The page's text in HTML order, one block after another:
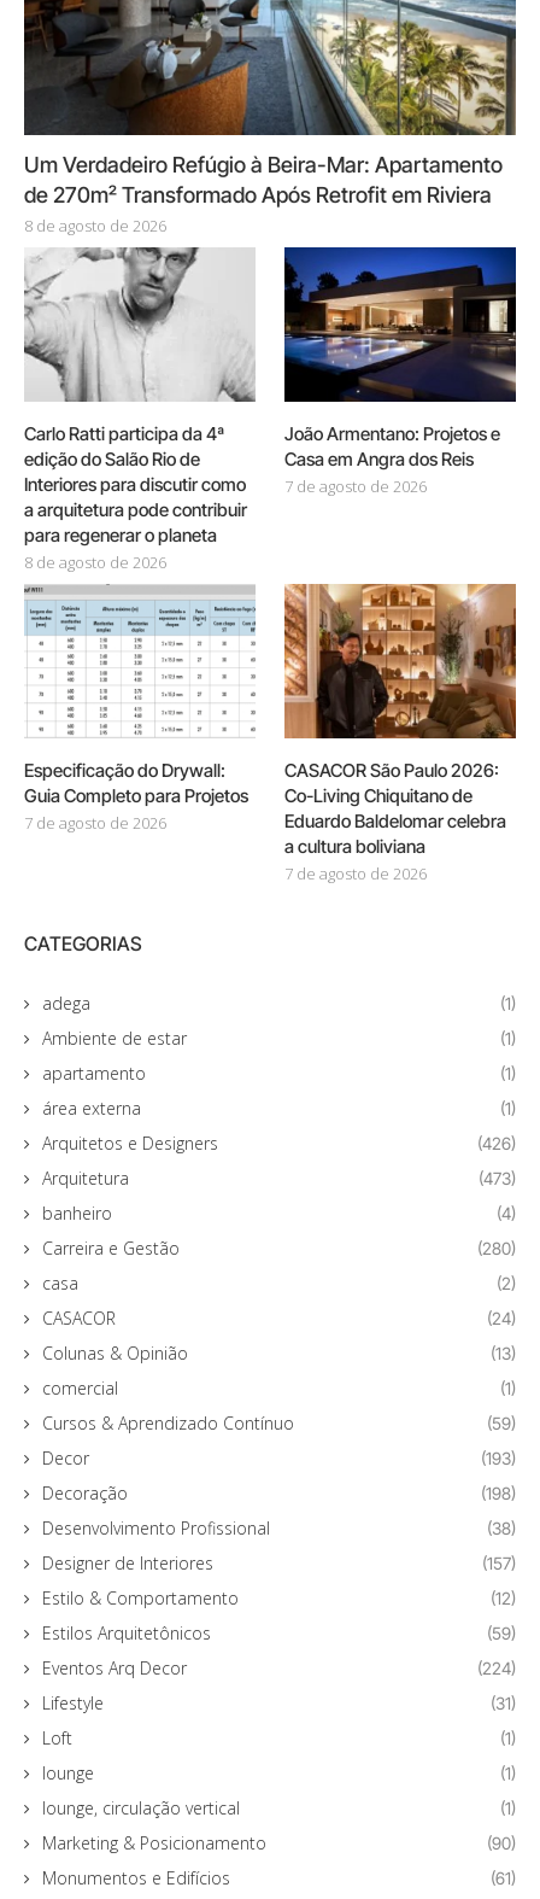
Um Verdadeiro Refúgio à Beira-Mar: Apartamento
de 270m² Transformado Após Retrofit em Riviera
8 de agosto de 2026
Carlo Ratti participa da 4ª
edição do Salão Rio de
Interiores para discutir como
a arquitetura pode contribuir
para regenerar o planeta
8 de agosto de 2026
João Armentano: Projetos e
Casa em Angra dos Reis
7 de agosto de 2026
Especificação do Drywall:
Guia Completo para Projetos
7 de agosto de 2026
CASACOR São Paulo 2026:
Co-Living Chiquitano de
Eduardo Baldelomar celebra
a cultura boliviana
7 de agosto de 2026
CATEGORIAS
adega (1)
Ambiente de estar (1)
apartamento (1)
área externa (1)
Arquitetos e Designers (426)
Arquitetura (473)
banheiro (4)
Carreira e Gestão (280)
casa (2)
CASACOR (24)
Colunas & Opinião (13)
comercial (1)
Cursos & Aprendizado Contínuo (59)
Decor (193)
Decoração (198)
Desenvolvimento Profissional (38)
Designer de Interiores (157)
Estilo & Comportamento (12)
Estilos Arquitetônicos (59)
Eventos Arq Decor (224)
Lifestyle (31)
Loft (1)
lounge (1)
lounge, circulação vertical (1)
Marketing & Posicionamento (90)
Monumentos e Edifícios (61)